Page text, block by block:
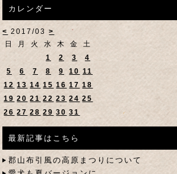
カレンダー
< 2017/03>
日
月 火 水 木 金
土
1
2 3
4
5
6 7 8 9 10 11
12 13 14 15 16 17 18
19 20 21 22 23 24 25
26 27 28 29 30 31
最新記事はこちら
郡山布引風の高原まつりについて